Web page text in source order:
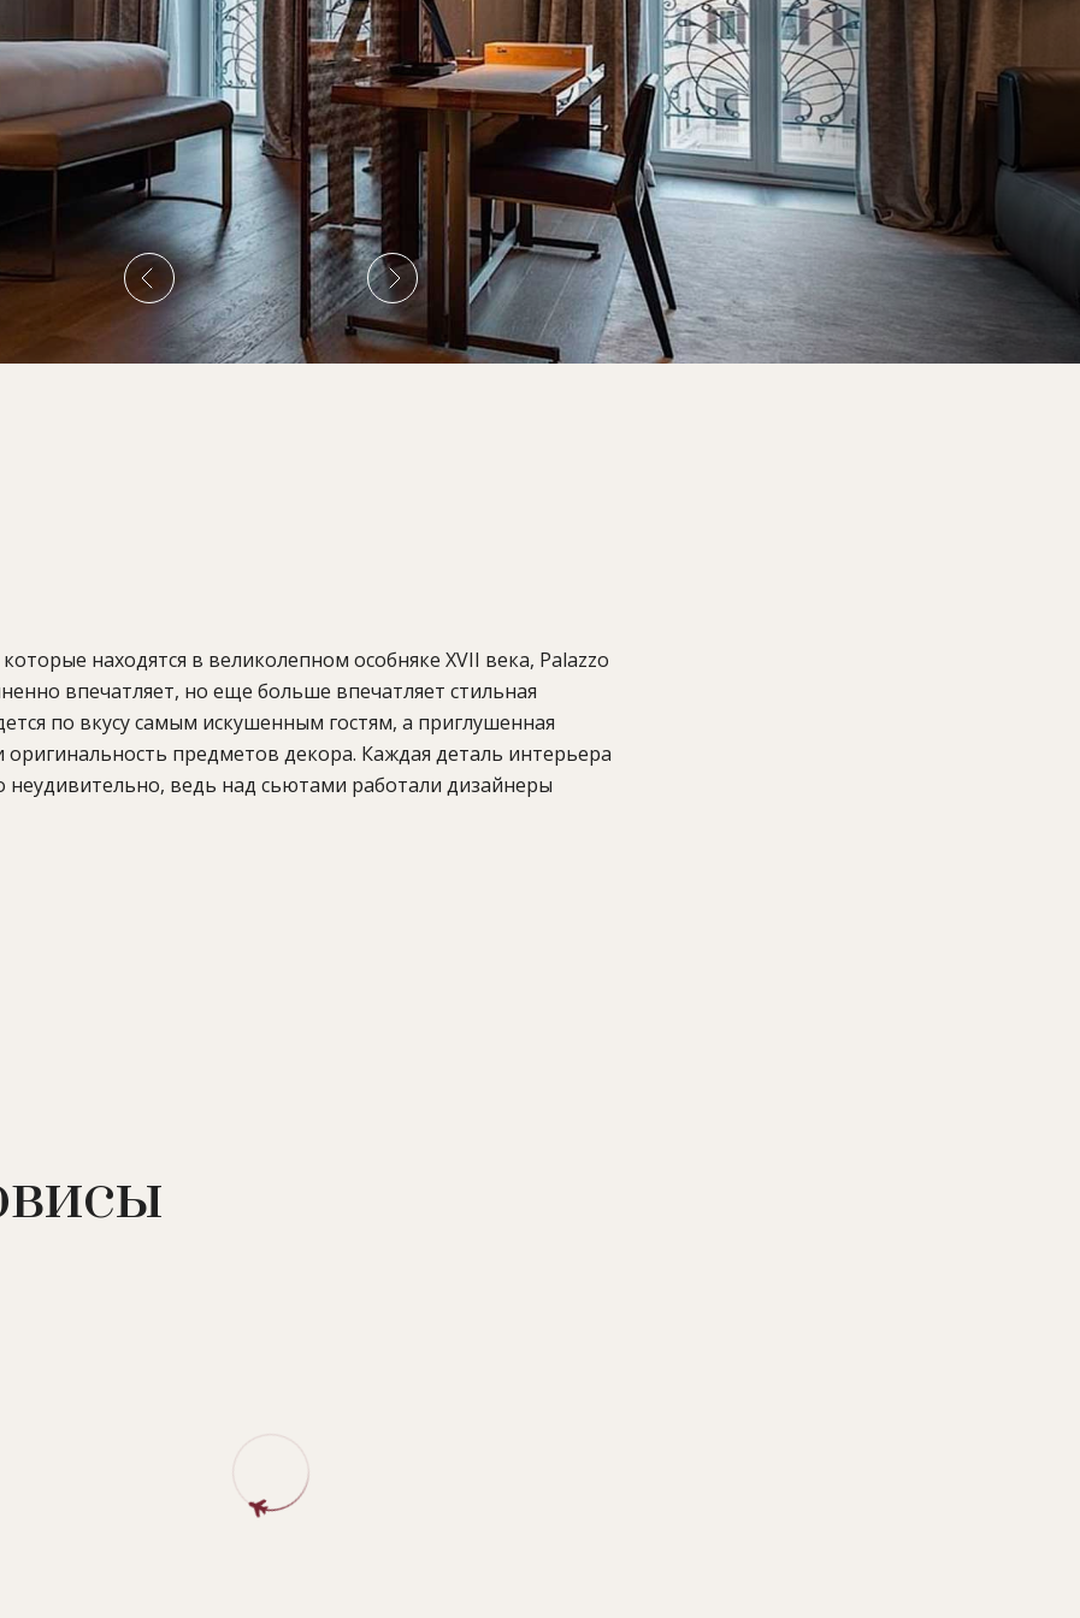
находятся в великолепном особняке XVII века, Palazzo
впечатляет, но еще больше впечатляет стильная
по вкусу самым искушенным гостям, а приглушенная
предметов декора. Каждая деталь интерьера
неудивительно, ведь над сьютами работали дизайнеры